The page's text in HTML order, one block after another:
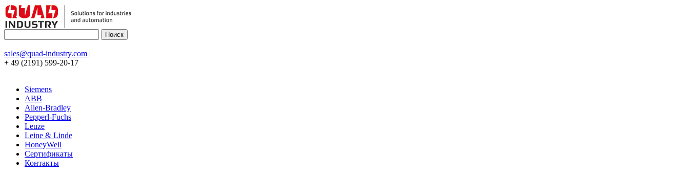
sales@quad-industry.com |
+ 49 (2191) 599-20-17
Siemens
ABB
Allen-Bradley
Pepperl-Fuchs
Leuze
Leine & Linde
HoneyWell
Сертификаты
Контакты